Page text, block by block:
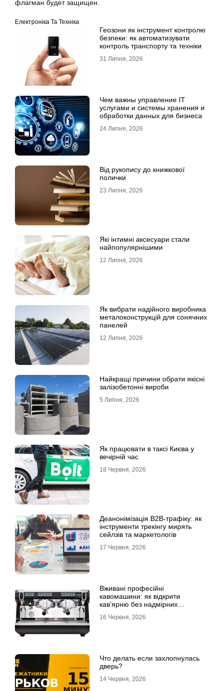
флагман будет защищен.
Електроніка Та Техніка
Геозони як інструмент контролю
безпеки: як автоматизувати
контроль транспорту та техніки
31 Липня, 2026
Чем важны управление IT
услугами и системы хранения и
обработки данных для бизнеса
24 Липня, 2026
Від рукопису до книжкової
полички
23 Липня, 2026
Які інтимні аксесуари стали
найпопулярнішими
12 Липня, 2026
Як вибрати надійного виробника
металоконструкцій для сонячних
панелей
12 Липня, 2026
Найкращі причини обрати якісні
залізобетонні вироби
5 Липня, 2026
Як працювати в таксі Києва у
вечірній час
18 Червня, 2026
Деанонімізація B2B-трафіку: як
інструменти трекінгу мирять
сейлзів та маркетологів
17 Червня, 2026
Вживані професійні
кавомашини: як відкрити
кав’ярню без надмірних
16 Червня, 2026
Что делать если захлопнулась
дверь?
14 Червня, 2026